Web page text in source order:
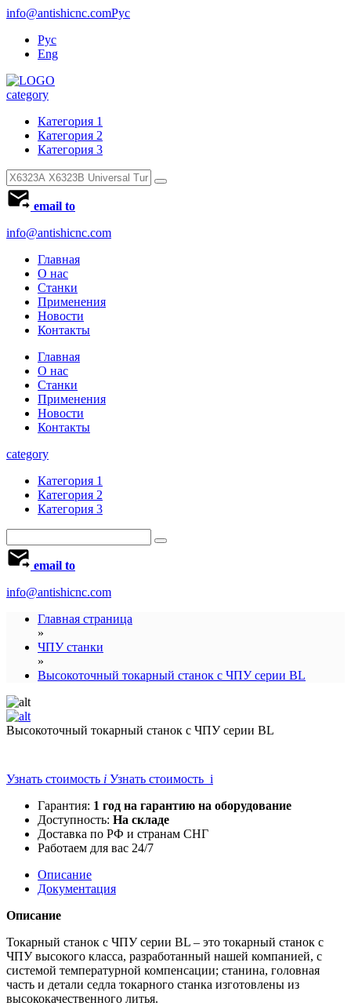
info@antishicnc.comРус
Рус
Eng
category
Категория 1
Категория 2
Категория 3
email to
info@antishicnc.com
Главная
О нас
Станки
Применения
Новости
Контакты
Главная
О нас
Станки
Применения
Новости
Контакты
category
Категория 1
Категория 2
Категория 3
email to
info@antishicnc.com
Главная страница
»
ЧПУ станки
»
Высокоточный токарный станок с ЧПУ серии BL
Высокоточный токарный станок с ЧПУ серии BL
Узнать стоимость i Узнать стоимость i
Гарантия: 1 год на гарантию на оборудование
Доступность: На складе
Доставка по РФ и странам СНГ
Работаем для вас 24/7
Описание
Документация
Описание
Токарный станок с ЧПУ серии BL – это токарный станок с
ЧПУ высокого класса, разработанный нашей компанией, с
системой температурной компенсации; станина, головная
часть и детали седла токарного станка изготовлены из
высококачественного литья.